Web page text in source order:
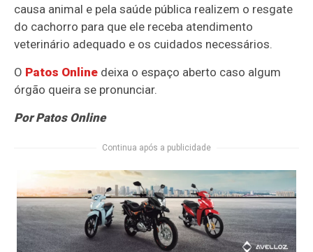
causa animal e pela saúde pública realizem o resgate
do cachorro para que ele receba atendimento
veterinário adequado e os cuidados necessários.
O Patos Online deixa o espaço aberto caso algum
órgão queira se pronunciar.
Por Patos Online
Continua após a publicidade